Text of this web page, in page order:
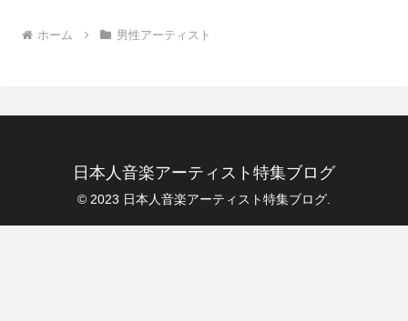
ホーム 男性アーティスト
日本人音楽アーティスト特集ブログ
© 2023 日本人音楽アーティスト特集ブログ.